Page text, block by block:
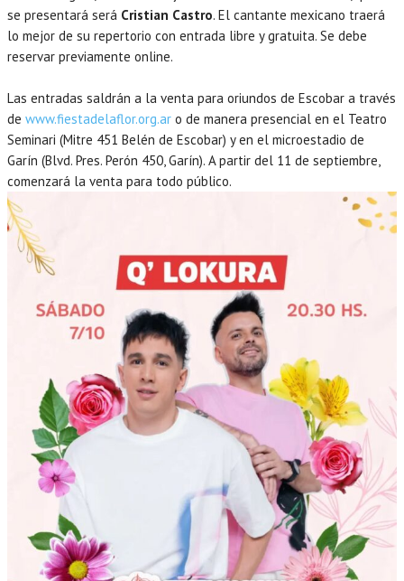
se presentará será Cristian Castro. El cantante mexicano traerá
lo mejor de su repertorio con entrada libre y gratuita. Se debe
reservar previamente online.
Las entradas saldrán a la venta para oriundos de Escobar a través
de www.fiestadelaflor.org.ar o de manera presencial en el Teatro
Seminari (Mitre 451 Belén de Escobar) y en el microestadio de
Garín (Blvd. Pres. Perón 450, Garín). A partir del 11 de septiembre,
comenzará la venta para todo público.